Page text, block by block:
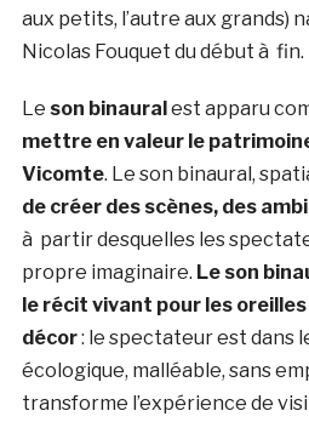
aux petits, l’autre aux grands)
Nicolas Fouquet du début à fin.
Le son binaural est apparu
mettre en valeur le
Vicomte. Le son binaural,
de créer des scènes, des
à partir desquelles les
propre imaginaire. Le son
le récit vivant pour les
décor: le spectateur est dans
écologique, malléable, sans
transforme l’expérience de